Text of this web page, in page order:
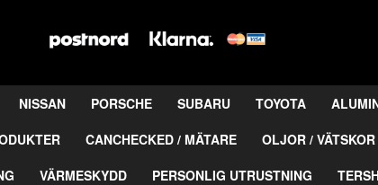
NISSAN PORSCHE SUBARU TOYOTA
CANCHECKED / MÄTARE OLJOR / VÄTSKOR
VÄRMESKYDD PERSONLIG UTRUSTNING